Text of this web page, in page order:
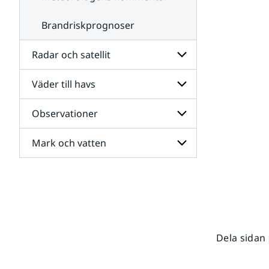
Brandriskprognoser
Radar och satellit
Undersidor
för
Radar
och
satellit
Väder till havs
Undersidor
för
Väder
till
havs
Observationer
Undersidor
för
Mark och vatten
Dela sidan